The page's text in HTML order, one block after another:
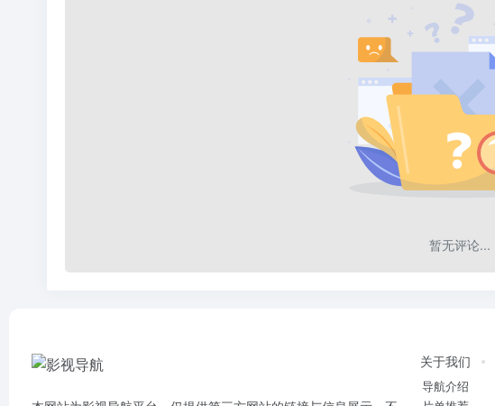
暂无评论...
关于我们
导航介绍